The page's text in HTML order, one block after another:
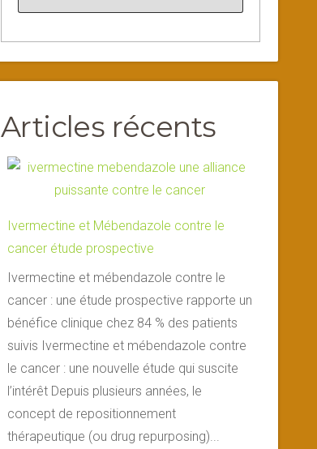
Articles récents
Ivermectine et Mébendazole contre le
cancer étude prospective
Ivermectine et mébendazole contre le
cancer : une étude prospective rapporte un
bénéfice clinique chez 84 % des patients
suivis Ivermectine et mébendazole contre
le cancer : une nouvelle étude qui suscite
l’intérêt Depuis plusieurs années, le
concept de repositionnement
thérapeutique (ou drug repurposing)...